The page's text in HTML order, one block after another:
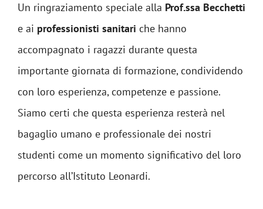
Un ringraziamento speciale alla Prof.ssa Becchetti
e ai professionisti sanitari che hanno
accompagnato i ragazzi durante questa
importante giornata di formazione, condividendo
con loro esperienza, competenze e passione.
Siamo certi che questa esperienza resterà nel
bagaglio umano e professionale dei nostri
studenti come un momento significativo del loro
percorso all’Istituto Leonardi.